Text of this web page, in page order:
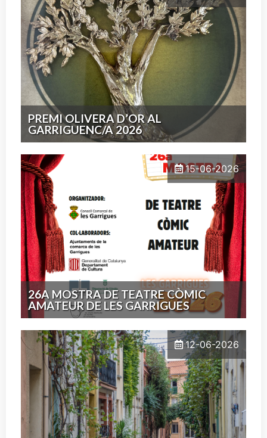
PREMI OLIVERA D’OR AL
GARRIGUENC/A 2026
15-06-2026
26A MOSTRA DE TEATRE CÒMIC
AMATEUR DE LES GARRIGUES
12-06-2026